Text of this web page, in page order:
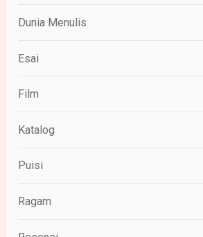
Dunia Menulis
Esai
Film
Katalog
Puisi
Ragam